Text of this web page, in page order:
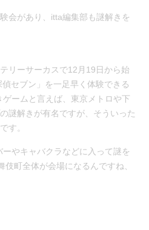
会があり、itta編集部も謎解きを
リーサーカスで12月19日から始
セブン」を一足早く体験できる
ームと言えば、東京メトロや下
謎解きが有名ですが、そういった
す。
やキャバクラなどに入って謎を
町全体が会場になるんですね、